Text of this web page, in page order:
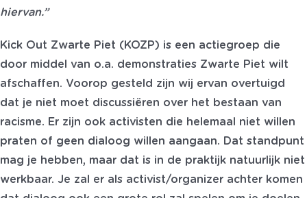
hiervan.”
Kick Out Zwarte Piet (KOZP) is een actiegroep die
door middel van o.a. demonstraties Zwarte Piet wilt
afschaffen. Voorop gesteld zijn wij ervan overtuigd
dat je niet moet discussiëren over het bestaan van
racisme. Er zijn ook activisten die helemaal niet willen
praten of geen dialoog willen aangaan. Dat standpunt
mag je hebben, maar dat is in de praktijk natuurlijk niet
werkbaar. Je zal er als activist/organizer achter komen